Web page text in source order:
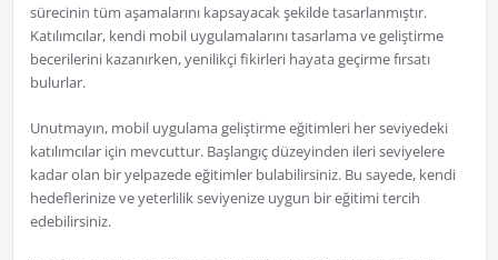
sürecinin tüm aşamalarını kapsayacak şekilde tasarlanmıştır.
Katılımcılar, kendi mobil uygulamalarını tasarlama ve geliştirme
becerilerini kazanırken, yenilikçi fikirleri hayata geçirme fırsatı
bulurlar.
Unutmayın, mobil uygulama geliştirme eğitimleri her seviyedeki
katılımcılar için mevcuttur. Başlangıç düzeyinden ileri seviyelere
kadar olan bir yelpazede eğitimler bulabilirsiniz. Bu sayede, kendi
hedeflerinize ve yeterlilik seviyenize uygun bir eğitimi tercih
edebilirsiniz.